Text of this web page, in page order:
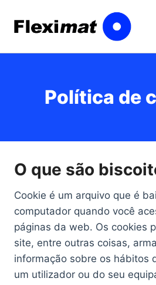
para
conteúdo
Política de
O que são
Cookie é um arquivo que é
computador quando você
páginas da web. Os cookies
site, entre outras coisas,
informação sobre os hábitos
um utilizador ou do seu